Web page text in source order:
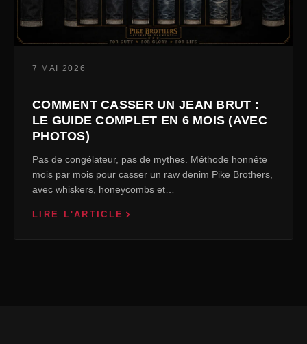
7 MAI 2026
COMMENT CASSER UN JEAN BRUT :
LE GUIDE COMPLET EN 6 MOIS (AVEC
PHOTOS)
Pas de congélateur, pas de mythes. Méthode honnête
mois par mois pour casser un raw denim Pike Brothers,
avec whiskers, honeycombs et…
LIRE L'ARTICLE